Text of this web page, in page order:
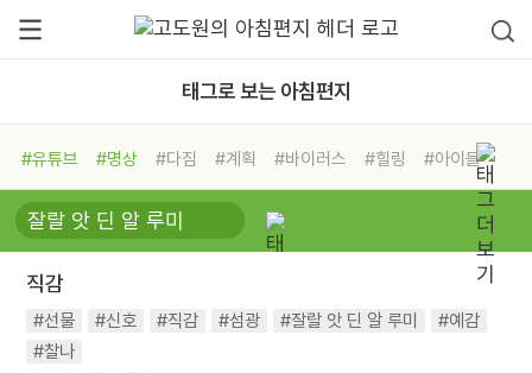
태그로 보는 아침편지
#유튜브 #명상 #다짐 #계획 #바이러스 #힐링
#아이들
#비전캠프
#독서캠프 #삶
#희망
#나눔 #친구 #링컨학교
#독서
직감
#선물 #신호 #직감 #섬광 #잘랄 앗 딘 알 루미
#예감
#찰나